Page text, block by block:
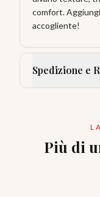
comfort.
accogliente!
Spedizione e
Più di